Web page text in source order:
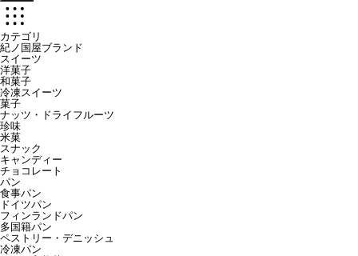
カテゴリ
紀ノ国屋ブランド
スイーツ
洋菓子
和菓子
冷凍スイーツ
菓子
ナッツ・ドライフルーツ
珍味
米菓
スナック
キャンディー
チョコレート
パン
食事パン
ドイツパン
フィンランドパン
多国籍パン
ペストリー・デニッシュ
冷凍パン